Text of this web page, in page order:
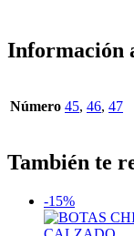
Información
Número 45, 46, 47
También te
-15%